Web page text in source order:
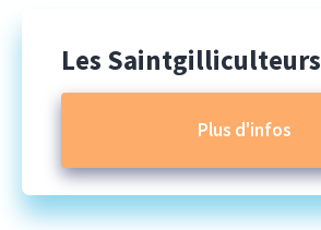
Les Saintgilliculteurs
Plus d'infos